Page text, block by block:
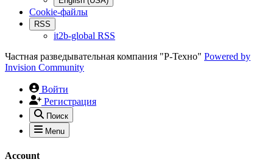
Cookie-файлы
RSS
it2b-global RSS
Частная разведывательная компания "Р-Техно" Powered by
Invision Community
Войти
Регистрация
Поиск
Menu
Account